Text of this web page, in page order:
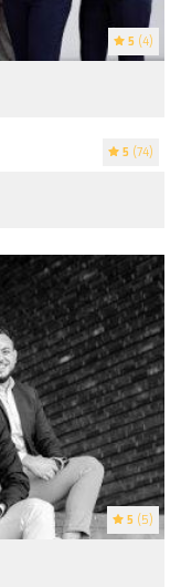
5 (4)
5 (74)
5 (5)